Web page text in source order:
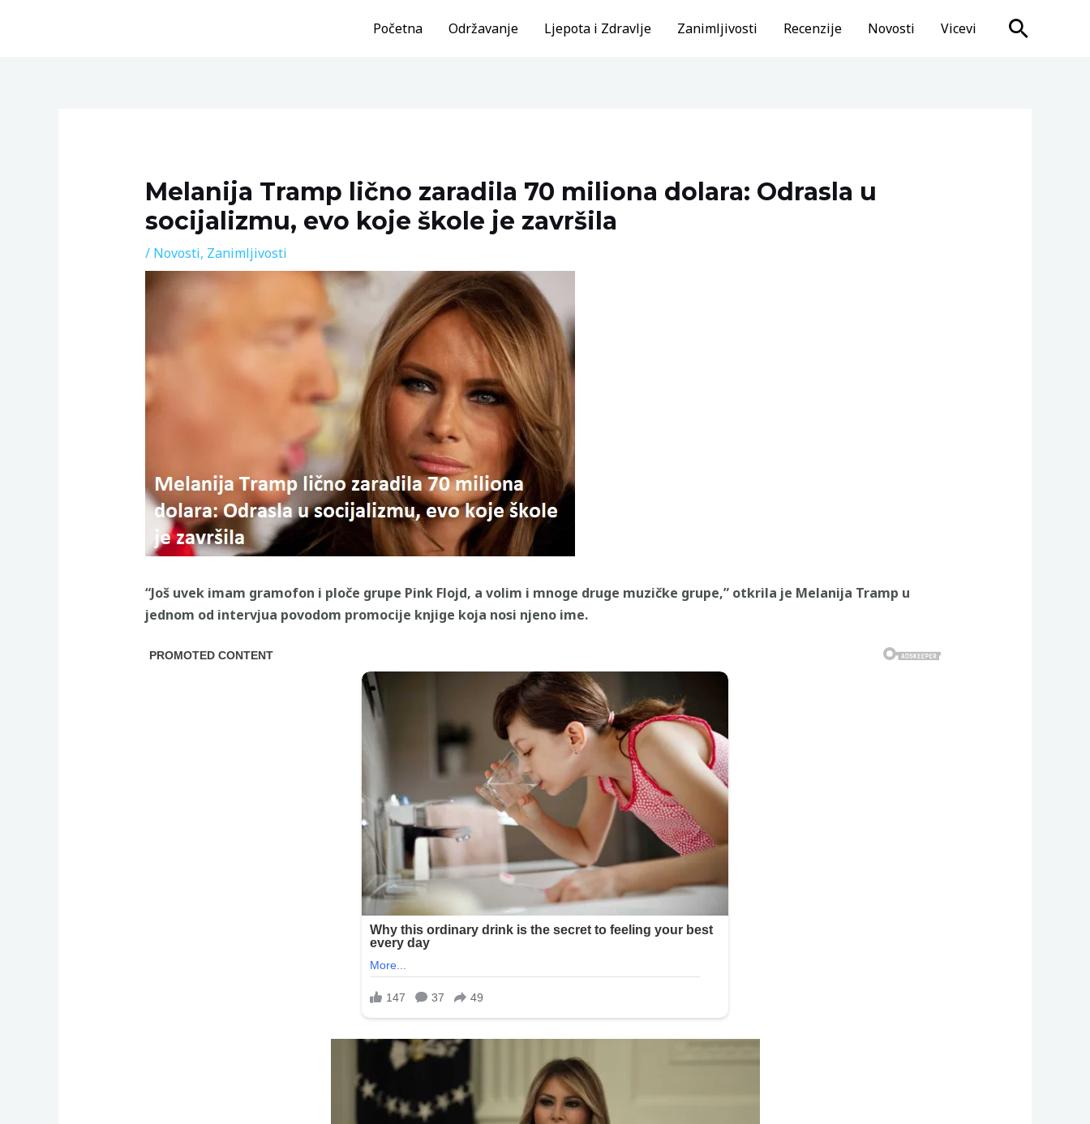
Početna Održavanje Ljepota i Zdravlje Zanimljivosti Recenzije Novosti Vicevi Search
Melanija Tramp lično zaradila 70 miliona dolara: Odrasla u
socijalizmu, evo koje škole je završila
/ Novosti, Zanimljivosti
“Još uvek imam gramofon i ploče grupe Pink Flojd, a volim i mnoge druge muzičke grupe,” otkrila je Melanija Tramp u
jednom od intervjua povodom promocije knjige koja nosi njeno ime.